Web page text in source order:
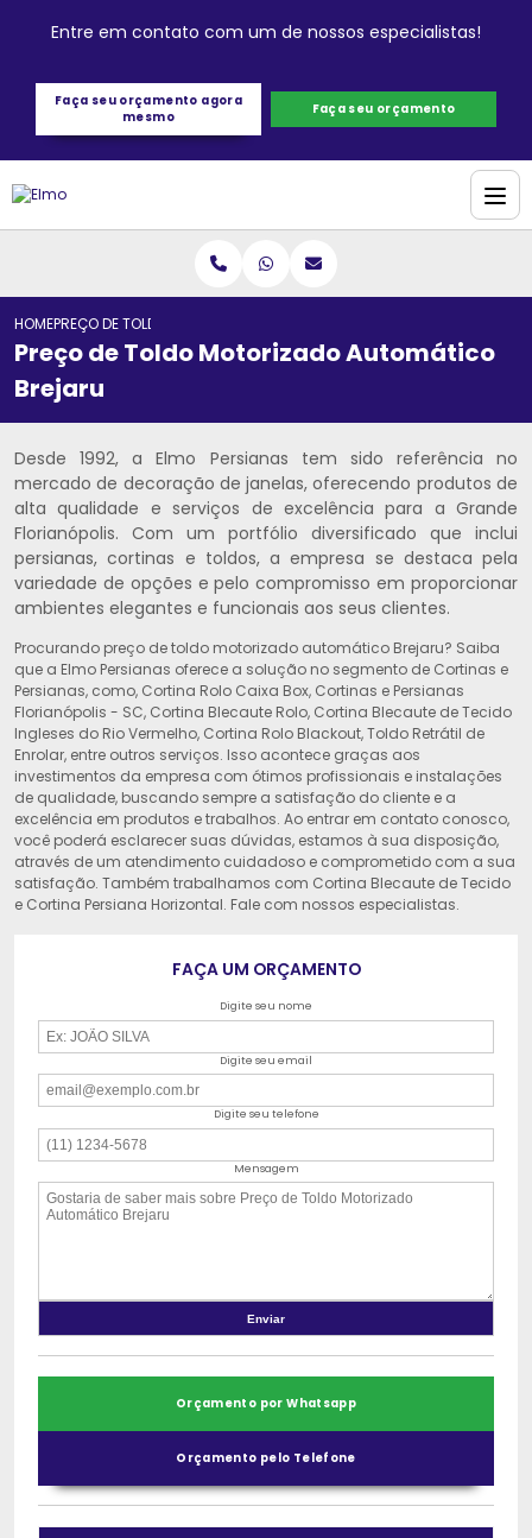
Entre em contato com um de nossos especialistas!
Faça seu orçamento agora
mesmo
Faça seu orçamento
HOMEPREÇO DE TOLDO MOTORIZADO AUTOMÁTICO BREJARU
Preço de Toldo Motorizado Automático
Brejaru
Desde 1992, a Elmo Persianas tem sido referência no
mercado de decoração de janelas, oferecendo produtos de
alta qualidade e serviços de excelência para a Grande
Florianópolis. Com um portfólio diversificado que inclui
persianas, cortinas e toldos, a empresa se destaca pela
variedade de opções e pelo compromisso em proporcionar
ambientes elegantes e funcionais aos seus clientes.
Procurando preço de toldo motorizado automático Brejaru? Saiba
que a Elmo Persianas oferece a solução no segmento de Cortinas e
Persianas, como, Cortina Rolo Caixa Box, Cortinas e Persianas
Florianópolis - SC, Cortina Blecaute Rolo, Cortina Blecaute de Tecido
Ingleses do Rio Vermelho, Cortina Rolo Blackout, Toldo Retrátil de
Enrolar, entre outros serviços. Isso acontece graças aos
investimentos da empresa com ótimos profissionais e instalações
de qualidade, buscando sempre a satisfação do cliente e a
excelência em produtos e trabalhos. Ao entrar em contato conosco,
você poderá esclarecer suas dúvidas, estamos à sua disposição,
através de um atendimento cuidadoso e comprometido com a sua
satisfação. Também trabalhamos com Cortina Blecaute de Tecido
e Cortina Persiana Horizontal. Fale com nossos especialistas.
FAÇA UM ORÇAMENTO
Digite seu nome
Digite seu email
Digite seu telefone
Mensagem
Orçamento por Whatsapp
Orçamento pelo Telefone